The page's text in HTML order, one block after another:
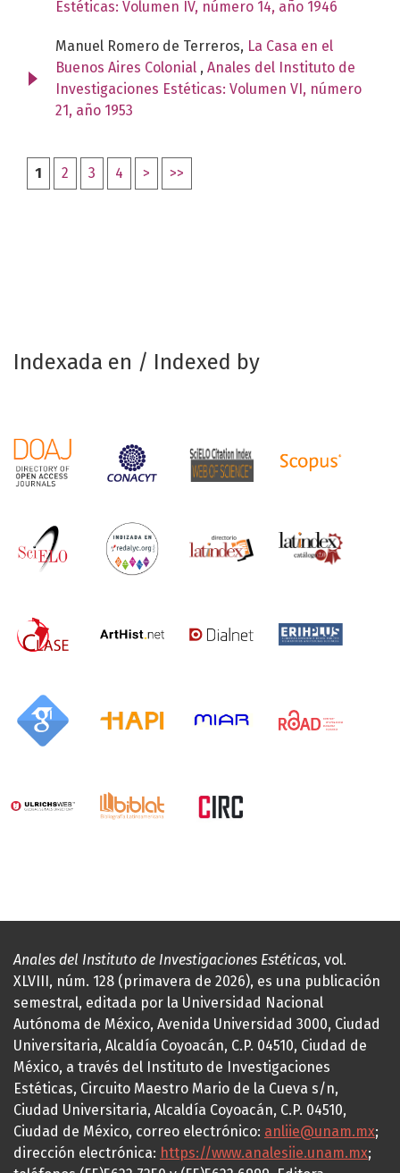
Estéticas: Volumen IV, número 14, año 1946
Manuel Romero de Terreros, La Casa en el
Buenos Aires Colonial , Anales del Instituto de
Investigaciones Estéticas: Volumen VI, número
21, año 1953
1 2 3 4 > >>
Indexada en / Indexed by
Anales del Instituto de Investigaciones Estéticas, vol.
XLVIII, núm. 128 (primavera de 2026), es una publicación
semestral, editada por la Universidad Nacional
Autónoma de México, Avenida Universidad 3000, Ciudad
Universitaria, Alcaldía Coyoacán, C.P. 04510, Ciudad de
México, a través del Instituto de Investigaciones
Estéticas, Circuito Maestro Mario de la Cueva s/n,
Ciudad Universitaria, Alcaldía Coyoacán, C.P. 04510,
Ciudad de México, correo electrónico: anliie@unam.mx;
dirección electrónica: https://www.analesiie.unam.mx;